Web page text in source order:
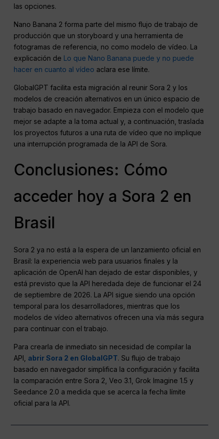
las opciones.
Nano Banana 2 forma parte del mismo flujo de trabajo de
producción que un storyboard y una herramienta de
fotogramas de referencia, no como modelo de vídeo. La
explicación de Lo que Nano Banana puede y no puede
hacer en cuanto al vídeo aclara ese límite.
GlobalGPT facilita esta migración al reunir Sora 2 y los
modelos de creación alternativos en un único espacio de
trabajo basado en navegador. Empieza con el modelo que
mejor se adapte a la toma actual y, a continuación, traslada
los proyectos futuros a una ruta de vídeo que no implique
una interrupción programada de la API de Sora.
Conclusiones: Cómo
acceder hoy a Sora 2 en
Brasil
Sora 2 ya no está a la espera de un lanzamiento oficial en
Brasil: la experiencia web para usuarios finales y la
aplicación de OpenAI han dejado de estar disponibles, y
está previsto que la API heredada deje de funcionar el 24
de septiembre de 2026. La API sigue siendo una opción
temporal para los desarrolladores, mientras que los
modelos de vídeo alternativos ofrecen una vía más segura
para continuar con el trabajo.
Para crearla de inmediato sin necesidad de compilar la
API, abrir Sora 2 en GlobalGPT. Su flujo de trabajo
basado en navegador simplifica la configuración y facilita
la comparación entre Sora 2, Veo 3.1, Grok Imagine 1.5 y
Seedance 2.0 a medida que se acerca la fecha límite
oficial para la API.